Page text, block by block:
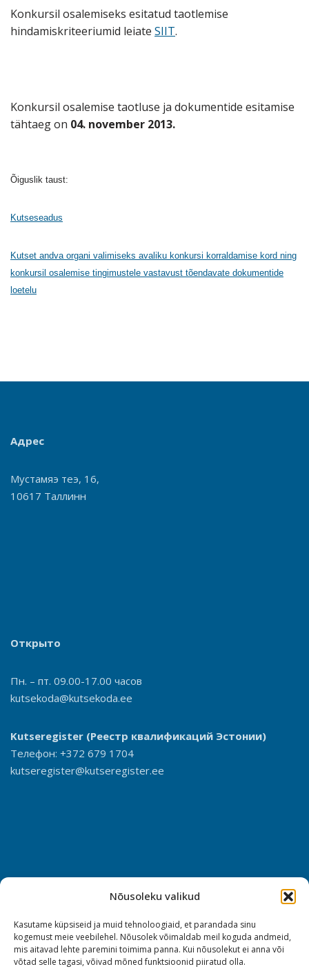
Nõusoleku valikud
Kasutame küpsiseid ja muid tehnoloogiaid, et parandada sinu
kogemust meie veebilehel. Nõusolek võimaldab meil koguda andmeid,
mis aitavad lehte paremini toimima panna. Kui nõusolekut ei anna või
võtad selle tagasi, võivad mõned funktsioonid piiratud olla.
Konkursil osalemiseks esitatud taotlemise
hindamiskriteeriumid leiate SIIT.
Konkursil osalemise taotluse ja dokumentide esitamise
tähtaeg on 04. november 2013.
Õiguslik taust:
Kutseseadus
Kutset andva organi valimiseks avaliku konkursi korraldamise kord ning
konkursil osalemise tingimustele vastavust tõendavate dokumentide
loetelu
Адрес
Мустамяэ теэ, 16,
10617 Таллинн
Открыто
Пн. – пт. 09.00-17.00 часов
kutsekoda@kutsekoda.ee
Kutseregister (Реестр квалификаций Эстонии)
Телефон: +372 679 1704
kutseregister@kutseregister.ee